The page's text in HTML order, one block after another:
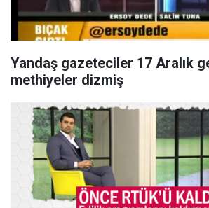
Yandaş gazeteciler 17 Aralık
methiyeler dizmiş